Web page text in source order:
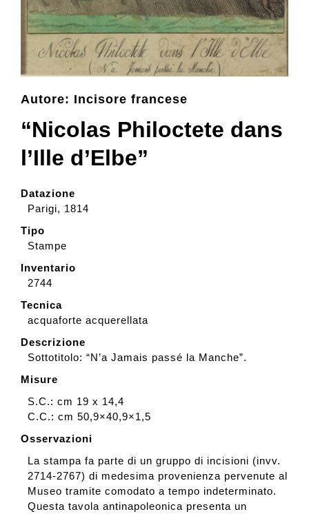
Accessibilità
Dona
Cerca
English
Autore: Incisore francese
“Nicolas Philoctete dans
l’Ille d’Elbe”
Datazione
Parigi, 1814
Tipo
Stampe
Inventario
2744
Tecnica
acquaforte acquerellata
Descrizione
Sottotitolo: “N’a Jamais passé la Manche”.
Misure
S.C.: cm 19 x 14,4
C.C.: cm 50,9×40,9×1,5
Osservazioni
La stampa fa parte di un gruppo di incisioni (invv.
2714-2767) di medesima provenienza pervenute al
Museo tramite comodato a tempo indeterminato.
Questa tavola antinapoleonica presenta un